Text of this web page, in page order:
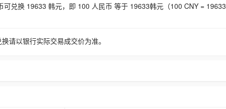
可兑换 19633 韩元，即 100 人民币 等于 19633韩元（100 CNY = 19633
请以银行实际交易成交价为准。